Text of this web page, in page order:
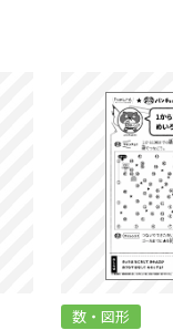
数・図形